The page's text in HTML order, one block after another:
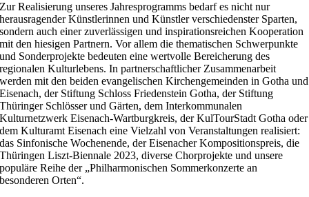
Zur Realisierung unseres Jahresprogramms bedarf es nicht nur
herausragender Künstlerinnen und Künstler verschiedenster Sparten,
sondern auch einer zuverlässigen und inspirationsreichen Kooperation
mit den hiesigen Partnern. Vor allem die thematischen Schwerpunkte
und Sonderprojekte bedeuten eine wertvolle Bereicherung des
regionalen Kulturlebens. In partnerschaftlicher Zusammenarbeit
werden mit den beiden evangelischen Kirchengemeinden in Gotha und
Eisenach, der Stiftung Schloss Friedenstein Gotha, der Stiftung
Thüringer Schlösser und Gärten, dem Interkommunalen
Kulturnetzwerk Eisenach-Wartburgkreis, der KulTourStadt Gotha oder
dem Kulturamt Eisenach eine Vielzahl von Veranstaltungen realisiert:
das Sinfonische Wochenende, der Eisenacher Kompositionspreis, die
Thüringen Liszt-Biennale 2023, diverse Chorprojekte und unsere
populäre Reihe der „Philharmonischen Sommerkonzerte an
besonderen Orten“.